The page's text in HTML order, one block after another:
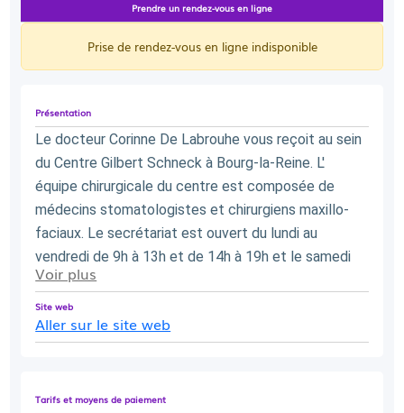
Présentation
Le docteur Corinne De Labrouhe vous reçoit au sein
du Centre Gilbert Schneck à Bourg-la-Reine. L'
équipe chirurgicale du centre est composée de
médecins stomatologistes et chirurgiens maxillo-
faciaux. Le secrétariat est ouvert du lundi au
vendredi de 9h à 13h et de 14h à 19h et le samedi
de 9h à 12h.
Voir plus
Site web
Aller sur le site web
Tarifs et moyens de paiement
Prendre un rendez-vous en ligne
Prise de rendez-vous en ligne indisponible